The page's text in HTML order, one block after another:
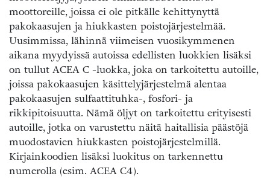
moottoreille, joissa ei ole pitkälle kehittynyttä
pakokaasujen ja hiukkasten poistojärjestelmää.
Uusimmissa, lähinnä viimeisen vuosikymmenen
aikana myydyissä autoissa edellisten luokkien lisäksi
on tullut ACEA C -luokka, joka on tarkoitettu autoille,
joissa pakokaasujen käsittelyjärjestelmä alentaa
pakokaasujen sulfaattituhka-, fosfori- ja
rikkipitoisuutta. Nämä öljyt on tarkoitettu erityisesti
autoille, jotka on varustettu näitä haitallisia päästöjä
muodostavien hiukkasten poistojärjestelmillä.
Kirjainkoodien lisäksi luokitus on tarkennettu
numerolla (esim. ACEA C4).